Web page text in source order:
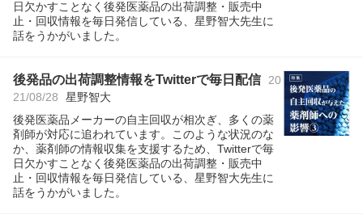
日欠かすことなく後発医薬品の出荷調整・販売中
止・回収情報を毎日発信している、星野智大先生に
話をうかがいました。
後発品の出荷調整情報をTwitterで毎日配信
20
21/08/28
星野智大
後発医薬品メーカーの自主回収が相次ぎ、多くの薬
剤師が対応に追われています。このような状況のな
か、薬剤師の情報収集を支援するため、Twitterで毎
日欠かすことなく後発医薬品の出荷調整・販売中
止・回収情報を毎日発信している、星野智大先生に
話をうかがいました。